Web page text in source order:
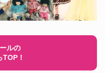
ルの
！